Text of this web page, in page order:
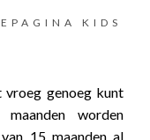
KIDS
genoeg kunt
worden
15 maanden al